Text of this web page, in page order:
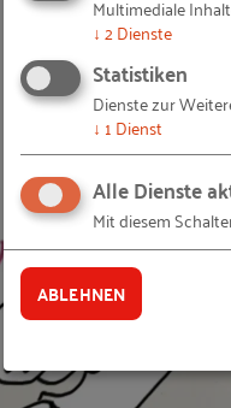
Multimediale
↓ 2Dienste
Statistiken
Dienste zur
↓ 1 Dienst
Alle Dienste
Mit diesem
ABLEHNEN